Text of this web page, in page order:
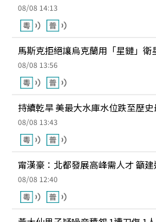
08/08 14:13
馬斯克拒絕讓烏克蘭用「星鏈」衛
08/08 13:56
持續乾旱 美最大水庫水位跌至歷
08/08 13:43
甯漢豪：北都發展高峰需人才 籲
08/08 12:40